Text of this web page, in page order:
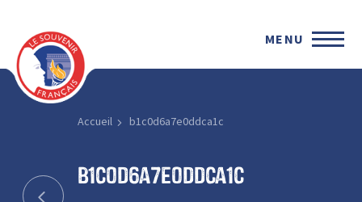
MENU
Accueil b1c0d6a7e0ddca1c
b1c0d6a7e0ddca1c